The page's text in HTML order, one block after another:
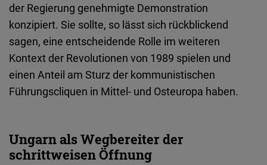
der Regierung genehmigte Demonstration
konzipiert. Sie sollte, so lässt sich rückblickend
sagen, eine entscheidende Rolle im weiteren
Kontext der Revolutionen von 1989 spielen und
einen Anteil am Sturz der kommunistischen
Führungscliquen in Mittel- und Osteuropa haben.
Ungarn als Wegbereiter der
schrittweisen Öffnung